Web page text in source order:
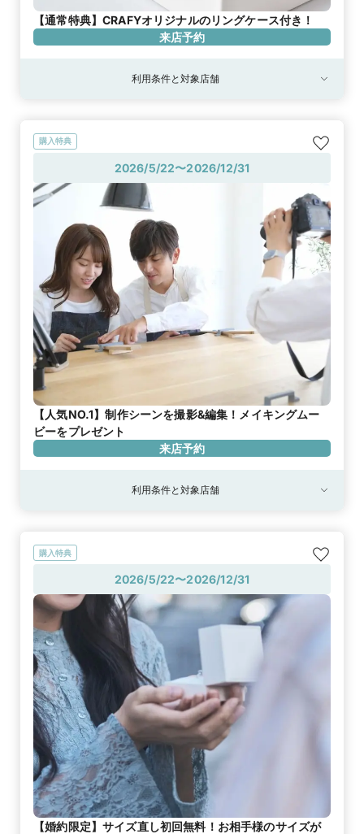
【通常特典】CRAFYオリジナルのリングケース付き！
来店予約
利用条件と対象店舗
購入特典
2026/5/22〜2026/12/31
【人気NO.1】制作シーンを撮影&編集！メイキングムー
ビーをプレゼント
来店予約
利用条件と対象店舗
購入特典
2026/5/22〜2026/12/31
【婚約限定】サイズ直し初回無料！お相手様のサイズが